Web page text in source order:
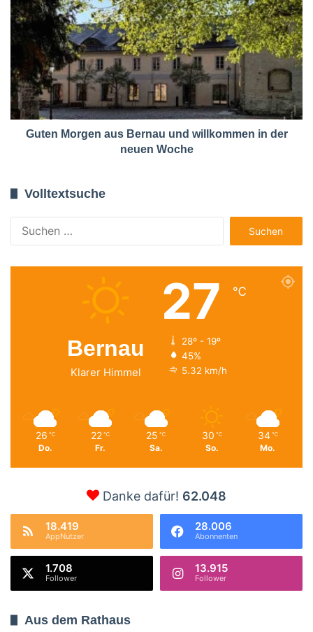
Guten Morgen aus Bernau und willkommen in der
neuen Woche
Volltextsuche
nach:
Bernau
Klarer Himmel
27 ℃
28º - 19º
45%
5.32 km/h
26 ℃
Do.
22 ℃
Fr.
25 ℃
Sa.
30 ℃
So.
34 ℃
Mo.
Danke dafür! 62.048
18.419
AppNutzer
28.006
Abonnenten
1.708
Follower
13.915
Follower
Aus dem Rathaus